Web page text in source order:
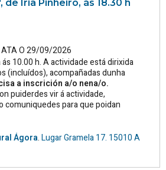
Iria Pinheiro, ás 18.30 h
O 29/09/2026
10.00 h. A actividade está dirixida
(incluídos), acompañadas dunha
a inscrición a/o nena/o.
puiderdes vir á actividade,
comuniquedes para que poidan
Ágora.Lugar Gramela 17. 15010A